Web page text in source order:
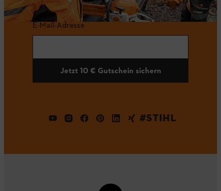
E-Mail-Adresse
Jetzt 10 € Gutschein sichern
#STIHL